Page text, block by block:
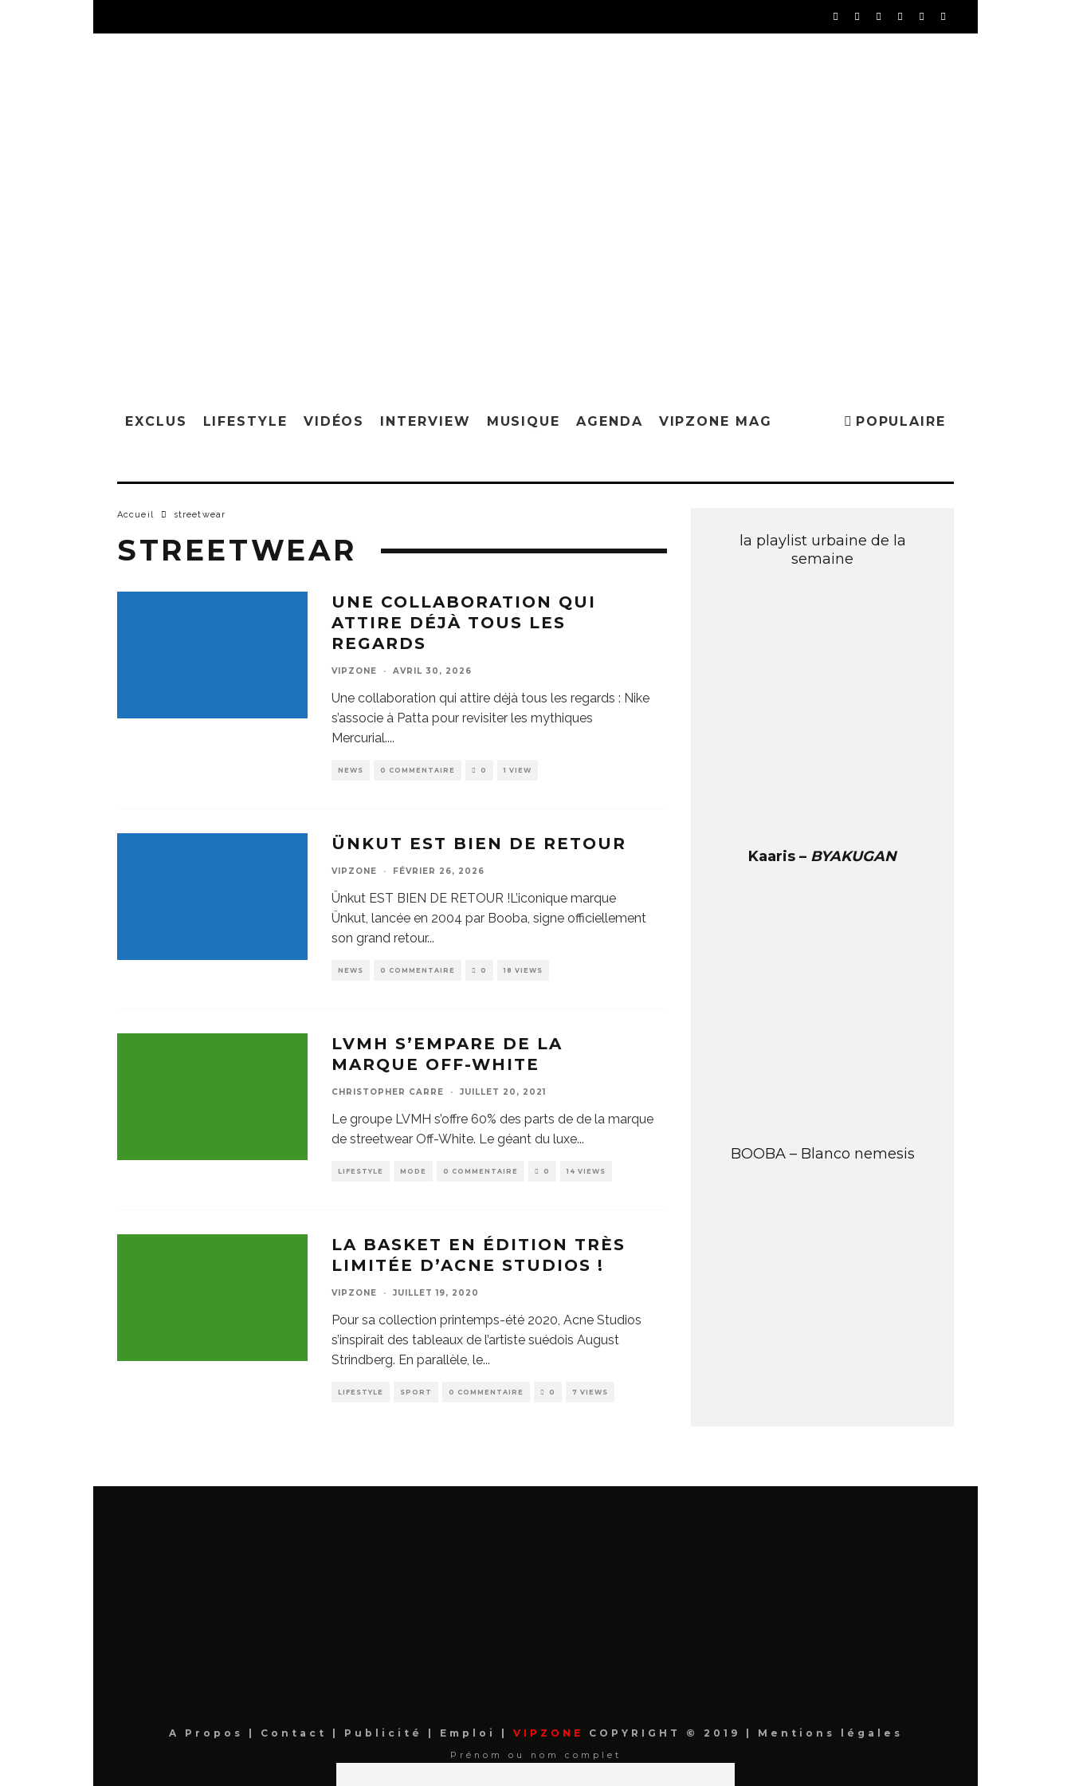
EXCLUS LIFESTYLE VIDÉOS INTERVIEW MUSIQUE AGENDA VIPZONE MAG POPULAIRE
Accueil streetwear
STREETWEAR
UNE COLLABORATION QUI
ATTIRE DÉJÀ TOUS LES
REGARDS
VIPZONE · AVRIL 30, 2026
Une collaboration qui attire déjà tous les regards : Nike
s’associe à Patta pour revisiter les mythiques
Mercurial....
NEWS 0 COMMENTAIRE 0 1 VIEW
ÜNKUT EST BIEN DE RETOUR
VIPZONE · FÉVRIER 26, 2026
Ünkut EST BIEN DE RETOUR !L’iconique marque
Ünkut, lancée en 2004 par Booba, signe officiellement
son grand retour...
NEWS 0 COMMENTAIRE 0 18 VIEWS
LVMH S’EMPARE DE LA
MARQUE OFF-WHITE
CHRISTOPHER CARRE · JUILLET 20, 2021
Le groupe LVMH s’offre 60% des parts de de la marque
de streetwear Off-White. Le géant du luxe...
LIFESTYLE MODE 0 COMMENTAIRE 0 14 VIEWS
LA BASKET EN ÉDITION TRÈS
LIMITÉE D’ACNE STUDIOS !
VIPZONE · JUILLET 19, 2020
Pour sa collection printemps-été 2020, Acne Studios
s’inspirait des tableaux de l’artiste suédois August
Strindberg. En parallèle, le...
LIFESTYLE SPORT 0 COMMENTAIRE 0 7 VIEWS
la playlist urbaine de la
semaine
Kaaris – BYAKUGAN
BOOBA – Blanco nemesis
A Propos Contact Publicité Emploi VIPZONE COPYRIGHT © 2019 | Mentions légales
Prénom ou nom complet